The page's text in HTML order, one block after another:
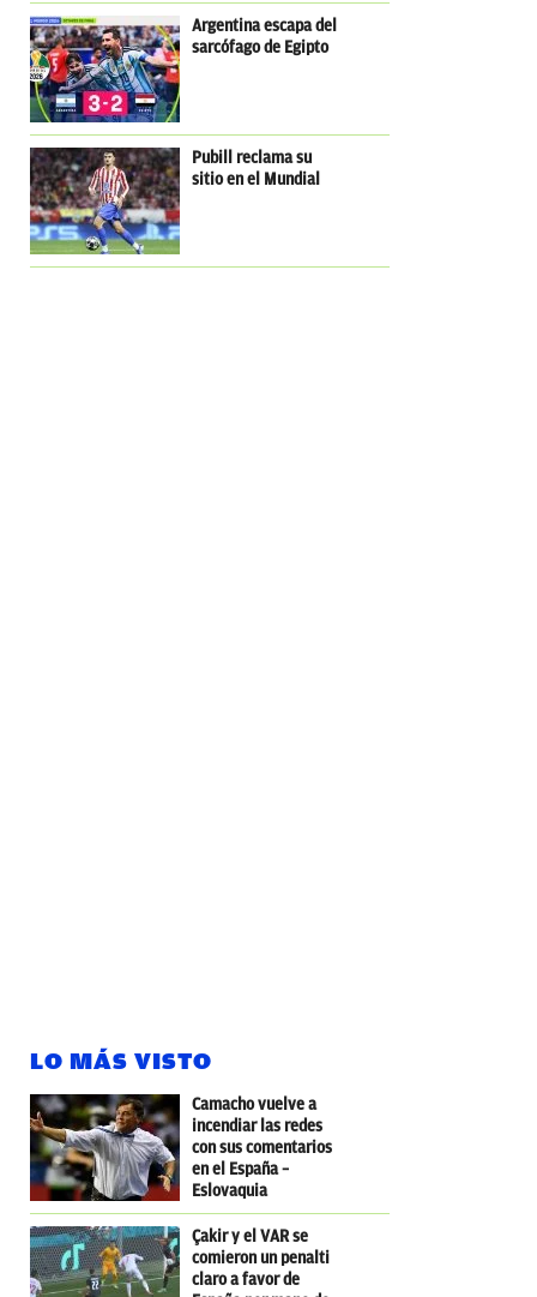
Argentina escapa del
sarcófago de Egipto
Pubill reclama su
sitio en el Mundial
LO MÁS VISTO
Camacho vuelve a
incendiar las redes
con sus comentarios
en el España –
Eslovaquia
Çakir y el VAR se
comieron un penalti
claro a favor de